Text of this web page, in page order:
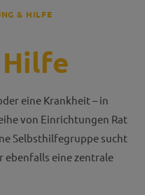
& HILFE
eine Krankheit – in
von Einrichtungen Rat
Selbsthilfegruppe sucht
eine zentrale